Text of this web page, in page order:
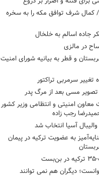
کمال شرف توافق مکه را به سخره
جاده اسالم به خلخال
در مالزی
و قطر به بیانیه شورای امنیت
سرمربی تراکتور
مسی بعد از مرگ پدر
امنیتی و انتظامی وزیر کشور
رجب زاده
آسیا انتخاب شد
به عضویت ترکیه در پیمان
دیگران هم نمی توانند